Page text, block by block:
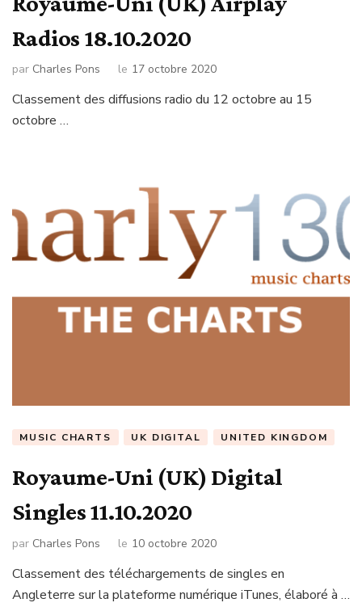
Radios 18.10.2020
par Charles Pons le 17 octobre 2020
Classement des diffusions radio du 12 octobre au 15
octobre …
MUSIC CHARTS UK DIGITAL UNITED KINGDOM
Royaume-Uni (UK) Digital
Singles 11.10.2020
par Charles Pons le 10 octobre 2020
Classement des téléchargements de singles en
Angleterre sur la plateforme numérique iTunes, élaboré à …